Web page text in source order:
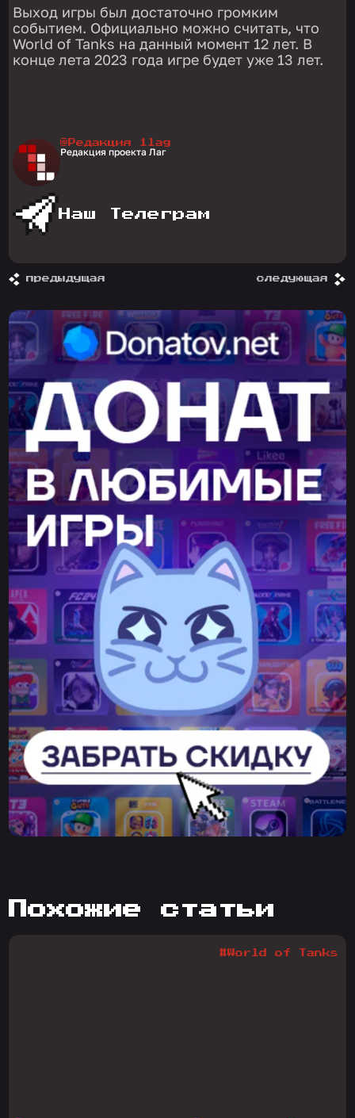
Выход игры был достаточно громким
событием. Официально можно считать, что
World of Tanks на данный момент 12 лет. В
конце лета 2023 года игре будет уже 13 лет.
@Редакция 1lag
Редакция проекта Лаг
Наш Телеграм
предыдущая следующая
похожие статьи
#World of Tanks